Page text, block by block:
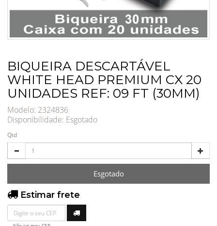
BIQUEIRA DESCARTÁVEL
WHITE HEAD PREMIUM CX 20
UNIDADES REF: 09 FT (30MM)
Modelo: 2324836
Disponibilidade: Esgotado
Qtd
Esgotado
Estimar frete